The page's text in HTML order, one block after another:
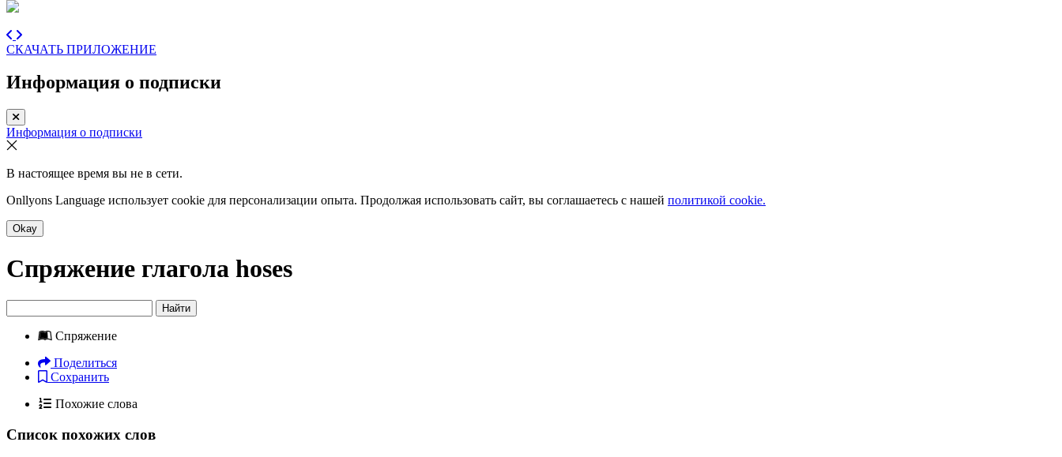
СКАЧАТЬ ПРИЛОЖЕНИЕ
Информация о подписки
Информация о подписки
В настоящее время вы не в сети.
Onllyons Language использует cookie для персонализации опыта. Продолжая использовать сайт, вы соглашаетесь с нашей политикой cookie.
Okay
Спряжение глагола hoses
Найти
Спряжение
Поделиться
Сохранить
Похожие слова
Список похожих слов